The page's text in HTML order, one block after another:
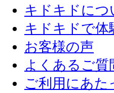
キドキドにつ
キドキドで
お客様の声
よくあるご質
ご利用にあた